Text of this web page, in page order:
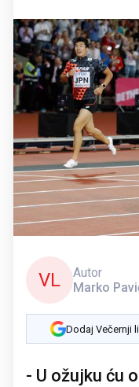
VL
Autor
Marko
Dodaj Večernji
- U ožujku ću